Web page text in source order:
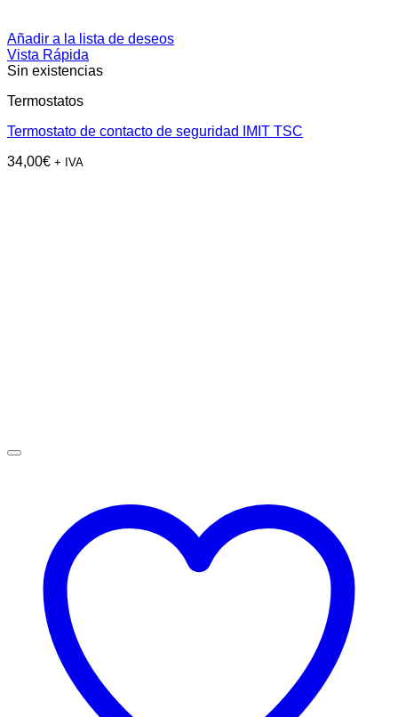
Añadir a la lista de deseos
Vista Rápida
Sin existencias
Termostatos
Termostato de contacto de seguridad IMIT TSC
34,00€ + IVA